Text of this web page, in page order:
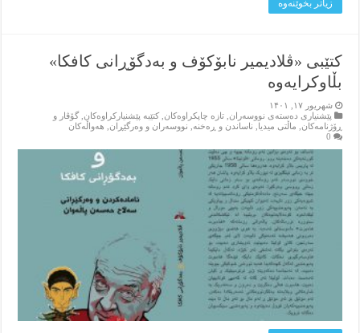
زیاتر بخوێنه‌وه‌
کتێبی «ڤلادیمیر نابۆکۆف و بەدگۆڕانی کافکا»
بڵاوکرایەوە
شهریور ۱۷, ۱۴۰۱
پێشنیاری ده‌سته‌ی نووسه‌ران ,تازه‌ چاپکراوه‌کان ,کتێبه‌ پێشنیارکراوه‌کان ,گۆڤار و
ڕۆژنامه‌کان
ماڵتی میدیا ناساندن و ڕه‌خنه‌ نووسه‌ران و وه‌رگێڕان
هه‌واڵه‌کان
0